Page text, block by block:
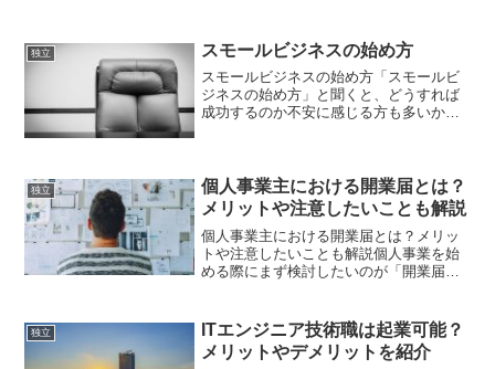
独立 スモールビジネスの始め方
スモールビジネスの始め方「スモールビ
ジネスの始め方」と聞くと、どうすれば
成功するのか不安に感じる方も多いかも
が高いのが特徴です。自分...
独立
個人事業主における開業届とは？
メリットや注意したいことも解説
個人事業主における開業届とは？メリッ
トや注意したいことも解説個人事業を始
める際にまず検討したいのが「開業届」
得られるメリットが多くあります。特
に、青色申告ができるように...
独立
ITエンジニア技術職は起業可能？
メリットやデメリットを紹介